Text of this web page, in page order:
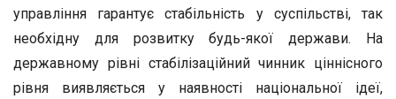
управління гарантує стабільність у суспільстві, так
необхідну для розвитку будь-якої держави. На
державному рівні стабілізаційний чинник ціннісного
рівня виявляється у наявності національної ідеї,